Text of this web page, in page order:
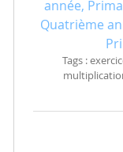
année,
Quatrième
Tags :